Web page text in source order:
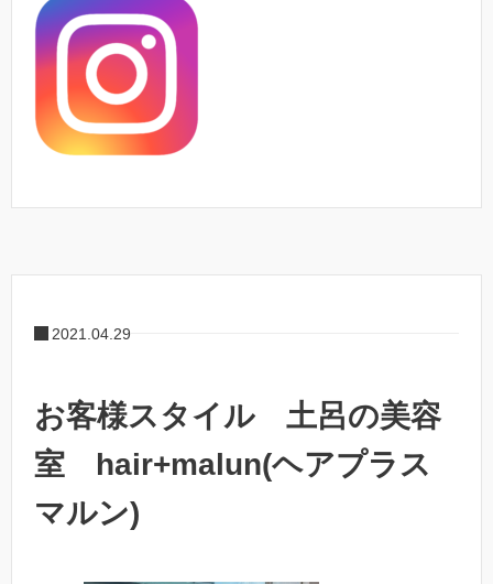
2021.04.29
お客様スタイル 土呂の美容
室 hair+malun(ヘアプラス
マルン)